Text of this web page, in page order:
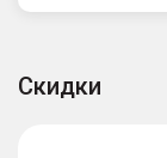
Скидки